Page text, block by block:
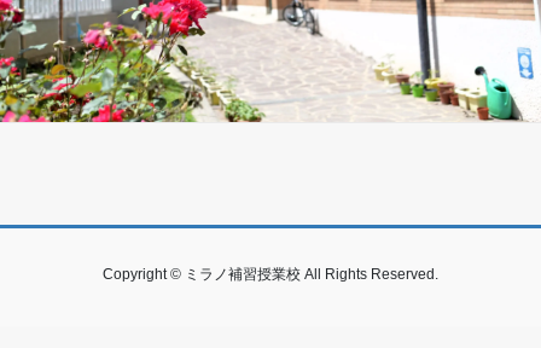
Copyright © ミラノ補習授業校 All Rights Reserved.